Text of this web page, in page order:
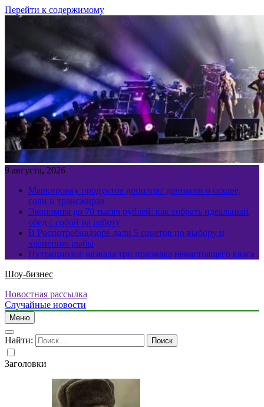
Перейти к содержимому
9 августа, 2026
Маркировку продуктов дополнят данными о сахаре,
соли и трансжирах
Экономим до 70 тысяч рублей: как собрать идеальный
обед с собой на работу
В Роспотребнадзоре дали 5 советов по выбору и
хранению рыбы
Нутрициолог назвала три признака ненастоящего кваса
Шоу-бизнес
Новостная рассылка
Случайные новости
Меню
Найти:
Заголовки